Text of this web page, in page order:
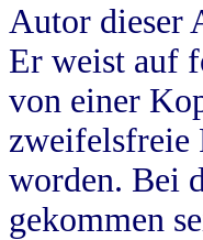
Autor dieser
Er weist auf
von einer
zweifelsfreie
worden. Bei
gekommen